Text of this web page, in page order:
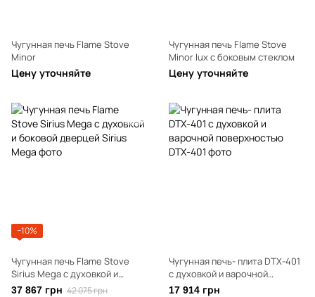
Чугунная печь Flame Stove
Minor
Цену уточняйте
Чугунная печь Flame Stove
Minor lux с боковым стеклом
Цену уточняйте
−10%
Чугунная печь Flame Stove
Sirius Mega с духовкой и
боковой дверцей
37 867 грн 42 075 грн
Чугунная печь- плита DTX-401
с духовкой и варочной
поверхностью
17 914 грн